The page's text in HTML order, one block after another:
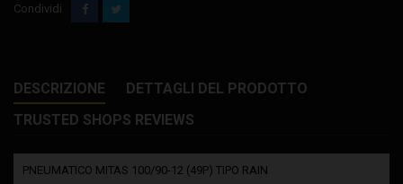
Condividi
DESCRIZIONE
DETTAGLI DEL PRODOTTO
TRUSTED SHOPS REVIEWS
PNEUMATICO MITAS 100/90-12 (49P) TIPO RAIN